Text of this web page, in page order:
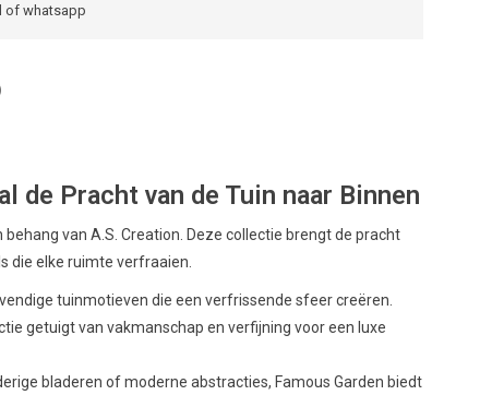
of whatsapp
de Pracht van de Tuin naar Binnen
van A.S. Creation. Deze collectie brengt de pracht
die elke ruimte verfraaien.
tuinmotieven die een verfrissende sfeer creëren.
getuigt van vakmanschap en verfijning voor een luxe
bladeren of moderne abstracties, Famous Garden biedt